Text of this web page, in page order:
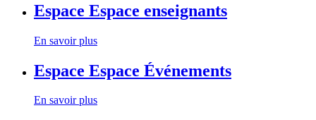
Espace Espace enseignants
En savoir plus
Espace Espace Événements
En savoir plus